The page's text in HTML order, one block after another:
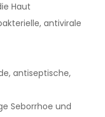
Haut
antivirale
antiseptische,
Seborrhoe und